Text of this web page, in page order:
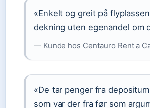
«Enkelt og greit på
dekning uten egenandel om
— Kunde hos Centauro Rent a
«De tar penger fra
som var der fra før som